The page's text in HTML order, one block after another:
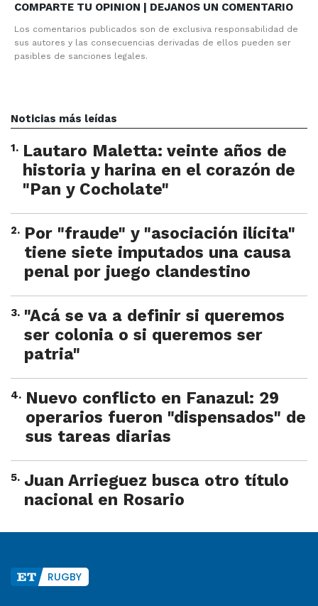
COMPARTE TU OPINION | DEJANOS UN COMENTARIO
Los comentarios publicados son de exclusiva responsabilidad de
sus autores y las consecuencias derivadas de ellos pueden ser
pasibles de sanciones legales.
Noticias más leídas
1. Lautaro Maletta: veinte años de
historia y harina en el corazón de
"Pan y Cocholate"
2. Por "fraude" y "asociación ilícita"
tiene siete imputados una causa
penal por juego clandestino
3. "Acá se va a definir si queremos
ser colonia o si queremos ser
patria"
4. Nuevo conflicto en Fanazul: 29
operarios fueron "dispensados" de
sus tareas diarias
5. Juan Arrieguez busca otro título
nacional en Rosario
RUGBY